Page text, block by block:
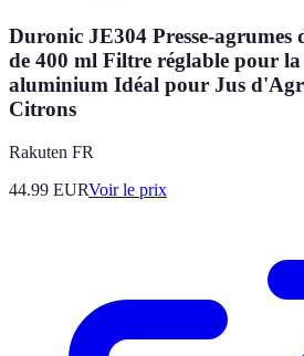
Duronic JE304 Presse-agrumes
de 400 ml Filtre réglable pour la
aluminium Idéal pour Jus
Citrons
Rakuten FR
44.99 EURVoir le prix